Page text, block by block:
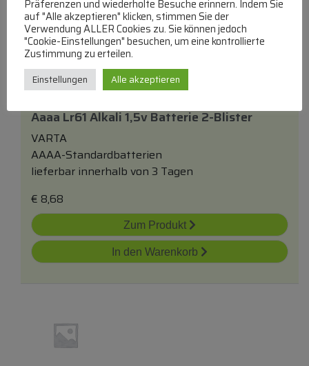
Aaaa Lr61 Alkali 1,5v Batterie 2-Blister
VARTA
AAAA-Standardbatterien
lieferbar innerhalb von 3 Tagen
€ 8,68
Zum Produkt
In den Warenkorb
Präferenzen und wiederholte Besuche erinnern. Indem Sie
auf "Alle akzeptieren" klicken, stimmen Sie der
Verwendung ALLER Cookies zu. Sie können jedoch
"Cookie-Einstellungen" besuchen, um eine kontrollierte
Zustimmung zu erteilen.
Einstellungen Alle akzeptieren